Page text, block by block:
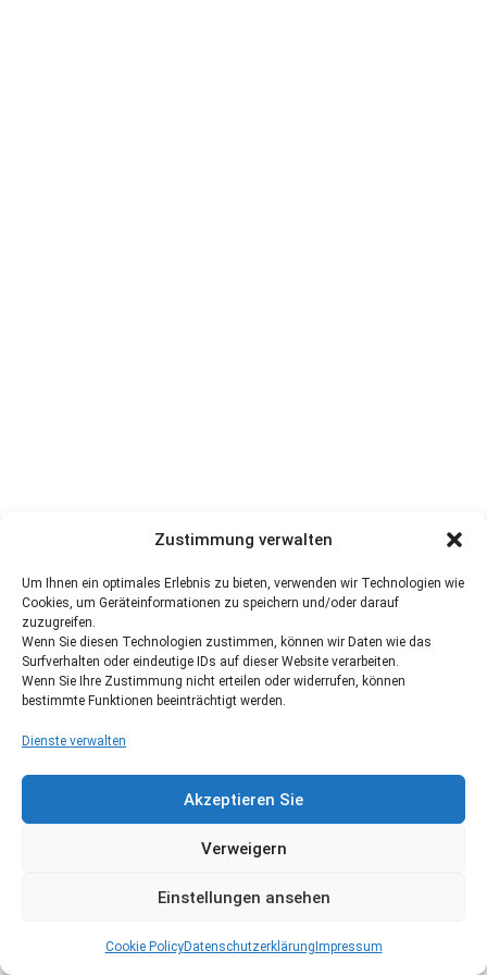
Zustimmung verwalten
Um Ihnen ein optimales Erlebnis zu bieten, verwenden wir Technologien wie
Cookies, um Geräteinformationen zu speichern und/oder darauf
zuzugreifen.
Wenn Sie diesen Technologien zustimmen, können wir Daten wie das
Surfverhalten oder eindeutige IDs auf dieser Website verarbeiten.
Wenn Sie Ihre Zustimmung nicht erteilen oder widerrufen, können
bestimmte Funktionen beeinträchtigt werden.
Dienste verwalten
Akzeptieren Sie
Verweigern
Einstellungen ansehen
Cookie PolicyDatenschutzerklärung Impressum